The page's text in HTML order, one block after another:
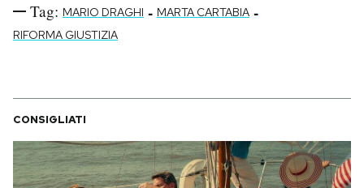
Tag: MARIO DRAGHI - MARTA CARTABIA -
RIFORMA GIUSTIZIA
CONSIGLIATI